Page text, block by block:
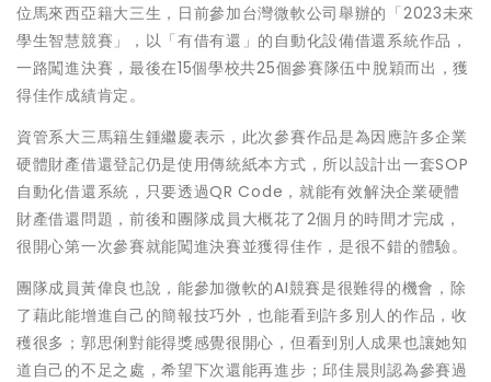
位馬來西亞籍大三生，日前參加台灣微軟公司舉辦的「2023未來
學生智慧競賽」，以「有借有還」的自動化設備借還系統作品，
一路闖進決賽，最後在15個學校共25個參賽隊伍中脫穎而出，獲
得佳作成績肯定。
資管系大三馬籍生鍾繼慶表示，此次參賽作品是為因應許多企業
硬體財產借還登記仍是使用傳統紙本方式，所以設計出一套SOP
自動化借還系統，只要透過QR Code，就能有效解決企業硬體
財產借還問題，前後和團隊成員大概花了2個月的時間才完成，
很開心第一次參賽就能闖進決賽並獲得佳作，是很不錯的體驗。
團隊成員黃偉良也說，能參加微軟的AI競賽是很難得的機會，除
了藉此能增進自己的簡報技巧外，也能看到許多別人的作品，收
穫很多；郭思俐對能得獎感覺很開心，但看到別人成果也讓她知
道自己的不足之處，希望下次還能再進步；邱佳晨則認為參賽過